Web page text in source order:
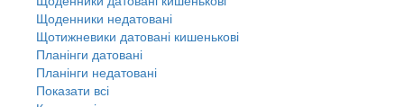
Щоденники недатовані
Щотижневики датовані кишенькові
Планінги датовані
Планінги недатовані
Показати всі